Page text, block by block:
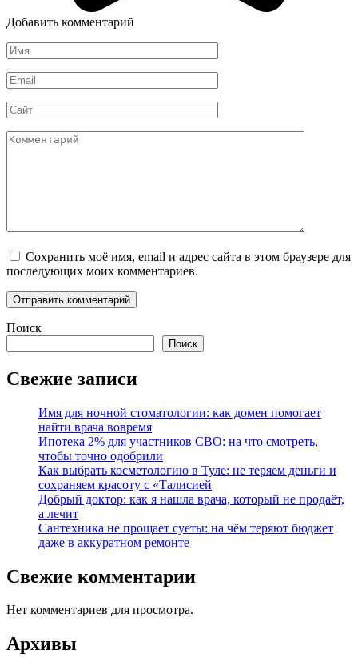
Добавить комментарий
Имя
*
Email
*
Сайт
Комментарий
Сохранить моё имя, email и адрес сайта в этом браузере для
последующих моих комментариев.
Поиск
Поиск
Свежие записи
Имя для ночной стоматологии: как домен помогает
найти врача вовремя
Ипотека 2% для участников СВО: на что смотреть,
чтобы точно одобрили
Как выбрать косметологию в Туле: не теряем деньги и
сохраняем красоту с «Талисией
Добрый доктор: как я нашла врача, который не продаёт,
а лечит
Сантехника не прощает суеты: на чём теряют бюджет
даже в аккуратном ремонте
Свежие комментарии
Нет комментариев для просмотра.
Архивы